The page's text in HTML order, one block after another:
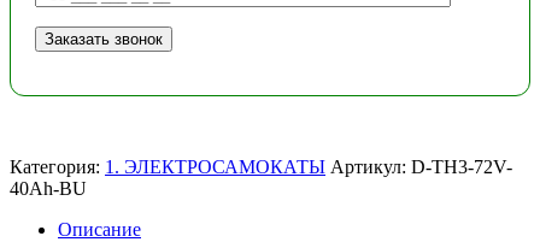
Категория: 1. ЭЛЕКТРОСАМОКАТЫ Артикул: D-TH3-72V-
40Ah-BU
Описание